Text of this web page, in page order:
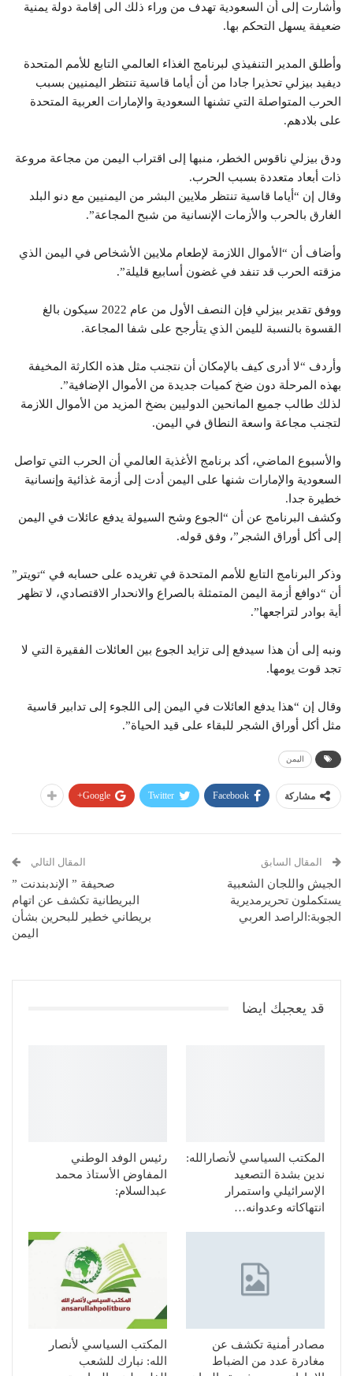
وأشارت إلى أن السعودية تهدف من وراء ذلك الى إقامة دولة يمنية
ضعيفة يسهل التحكم بها.
وأطلق المدير التنفيذي لبرنامج الغذاء العالمي التابع للأمم المتحدة
ديفيد بيزلي تحذيرا جادا من أن أياما قاسية تنتظر اليمنيين بسبب
الحرب المتواصلة التي تشنها السعودية والإمارات العربية المتحدة
على بلادهم.
ودق بيزلي ناقوس الخطر، منبها إلى اقتراب اليمن من مجاعة مروعة
ذات أبعاد متعددة بسبب الحرب.
وقال إن “أياما قاسية تنتظر ملايين البشر من اليمنيين مع دنو البلد
الغارق بالحرب والأزمات الإنسانية من شبح المجاعة”.
وأضاف أن “الأموال اللازمة لإطعام ملايين الأشخاص في اليمن الذي
مزقته الحرب قد تنفد في غضون أسابيع قليلة”.
ووفق تقدير بيزلي فإن النصف الأول من عام 2022 سيكون بالغ
القسوة بالنسبة لليمن الذي يتأرجح على شفا المجاعة.
وأردف “لا أدرى كيف بالإمكان أن نتجنب مثل هذه الكارثة المخيفة
بهذه المرحلة دون ضخ كميات جديدة من الأموال الإضافية”.
لذلك طالب جميع المانحين الدوليين بضخ المزيد من الأموال اللازمة
لتجنب مجاعة واسعة النطاق في اليمن.
والأسبوع الماضي، أكد برنامج الأغذية العالمي أن الحرب التي تواصل
السعودية والإمارات شنها على اليمن أدت إلى أزمة غذائية وإنسانية
خطيرة جدا.
وكشف البرنامج عن أن “الجوع وشح السيولة يدفع عائلات في اليمن
إلى أكل أوراق الشجر”، وفق قوله.
وذكر البرنامج التابع للأمم المتحدة في تغريده على حسابه في “تويتر”
أن “دوافع أزمة اليمن المتمثلة بالصراع والانحدار الاقتصادي، لا تظهر
أية بوادر لتراجعها”.
ونبه إلى أن هذا سيدفع إلى تزايد الجوع بين العائلات الفقيرة التي لا
تجد قوت يومها.
وقال إن “هذا يدفع العائلات في اليمن إلى اللجوء إلى تدابير قاسية
مثل أكل أوراق الشجر للبقاء على قيد الحياة”.
اليمن
مشاركة Facebook
Twitter
Google+
المقال السابق
الجيش واللجان الشعبية
يستكملون تحريرمديرية
الجوبة:الراصد العربي
المقال التالي
صحيفة ” الإندبندنت ”
البريطانية تكشف عن اتهام
بريطاني خطير للبحرين بشأن
اليمن
قد يعجبك ايضا
المكتب السياسي لأنصارالله:
ندين بشدة التصعيد
الإسرائيلي واستمرار
انتهاكاته وعدوانه…
رئيس الوفد الوطني
المفاوض الأستاذ محمد
عبدالسلام:
مصادر أمنية تكشف عن
مغادرة عدد من الضباط
المكتب السياسي لأنصار
الله: نبارك للشعب